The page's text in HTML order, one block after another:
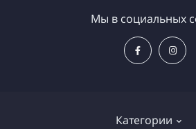
Категории
Мы в социальных